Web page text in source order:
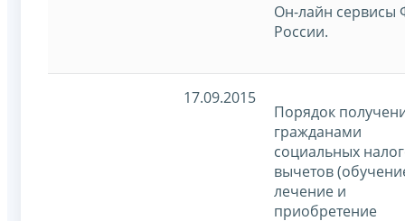
Он-лайн сервисы
России.
17.09.2015
Порядок
гражданами
социальных
вычетов
лечение и
приобретение